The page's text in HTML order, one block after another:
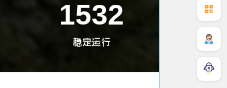
1532
稳定运行